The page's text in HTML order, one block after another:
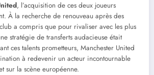
, l’acquisition de ces deux joueurs
À la recherche de renouveau après des
a compris que pour rivaliser avec les plus
stratégie de transferts audacieuse était
ces talents prometteurs, Manchester United
à redevenir un acteur incontournable
sur la scène européenne.